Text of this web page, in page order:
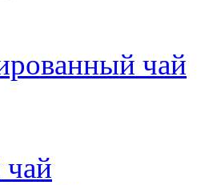
чай